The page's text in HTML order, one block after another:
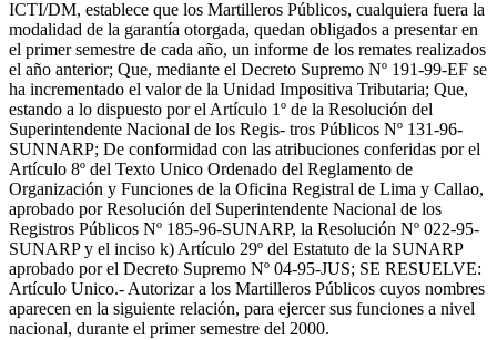
ICTI/DM, establece que los Martilleros Públicos, cualquiera fuera la
modalidad de la garantía otorgada, quedan obligados a presentar en
el primer semestre de cada año, un informe de los remates realizados
el año anterior; Que, mediante el Decreto Supremo Nº 191-99-EF se
ha incrementado el valor de la Unidad Impositiva Tributaria; Que,
estando a lo dispuesto por el Artículo 1º de la Resolución del
Superintendente Nacional de los Regis- tros Públicos Nº 131-96-
SUNNARP; De conformidad con las atribuciones conferidas por el
Artículo 8º del Texto Unico Ordenado del Reglamento de
Organización y Funciones de la Oficina Registral de Lima y Callao,
aprobado por Resolución del Superintendente Nacional de los
Registros Públicos Nº 185-96-SUNARP, la Resolución Nº 022-95-
SUNARP y el inciso k) Artículo 29º del Estatuto de la SUNARP
aprobado por el Decreto Supremo Nº 04-95-JUS; SE RESUELVE:
Artículo Unico.- Autorizar a los Martilleros Públicos cuyos nombres
aparecen en la siguiente relación, para ejercer sus funciones a nivel
nacional, durante el primer semestre del 2000.